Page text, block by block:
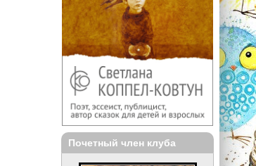
Почетный член клуба